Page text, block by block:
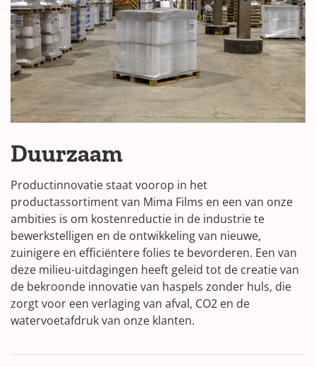
Duurzaam
Productinnovatie staat voorop in het
productassortiment van Mima Films en een van onze
ambities is om kostenreductie in de industrie te
bewerkstelligen en de ontwikkeling van nieuwe,
zuinigere en efficiëntere folies te bevorderen. Een van
deze milieu-uitdagingen heeft geleid tot de creatie van
de bekroonde innovatie van haspels zonder huls, die
zorgt voor een verlaging van afval, CO2 en de
watervoetafdruk van onze klanten.